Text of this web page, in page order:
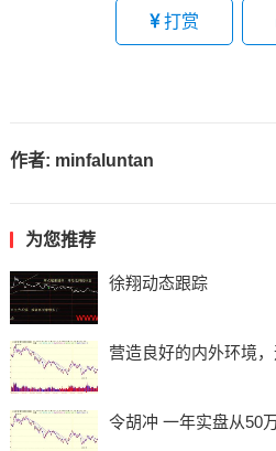
打赏
作者: minfaluntan
为您推荐
徐翔动态跟踪
营造良好的内外环境
令胡冲 一年实盘从50